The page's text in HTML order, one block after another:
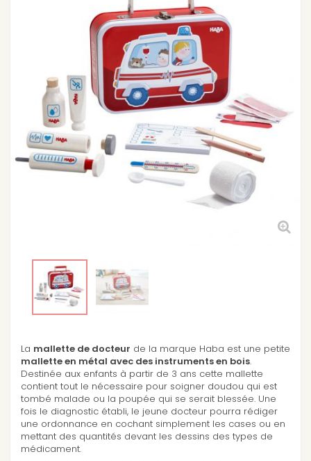
La mallette de docteur de la marque Haba est une petite
mallette en métal avec des instruments en bois.
Destinée aux enfants à partir de 3 ans cette mallette
contient tout le nécessaire pour soigner doudou qui est
tombé malade ou la poupée qui se serait blessée. Une
fois le diagnostic établi, le jeune docteur pourra rédiger
une ordonnance en cochant simplement les cases ou en
mettant des quantités devant les dessins des types de
médicament.